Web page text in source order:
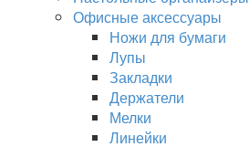
Офисные аксессуары
Ножи для бумаги
Лупы
Закладки
Держатели
Мелки
Линейки